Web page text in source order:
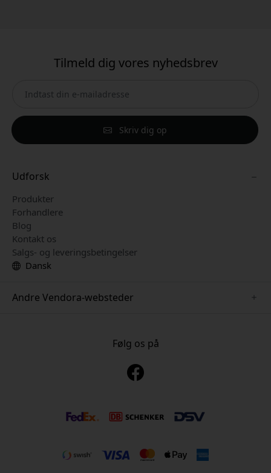
Tilmeld dig vores nyhedsbrev
Skriv dig op
Udforsk
Produkter
Forhandlere
Blog
Kontakt os
Salgs- og leveringsbetingelser
Dansk
Andre Vendora-websteder
Følg os på